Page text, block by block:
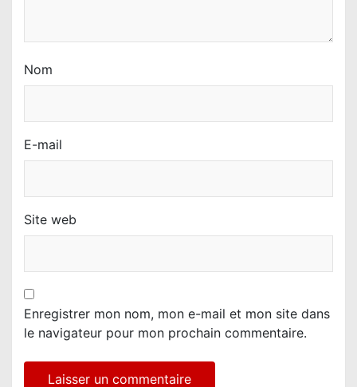
Nom
E-mail
Site web
Enregistrer mon nom, mon e-mail et mon site dans
le navigateur pour mon prochain commentaire.